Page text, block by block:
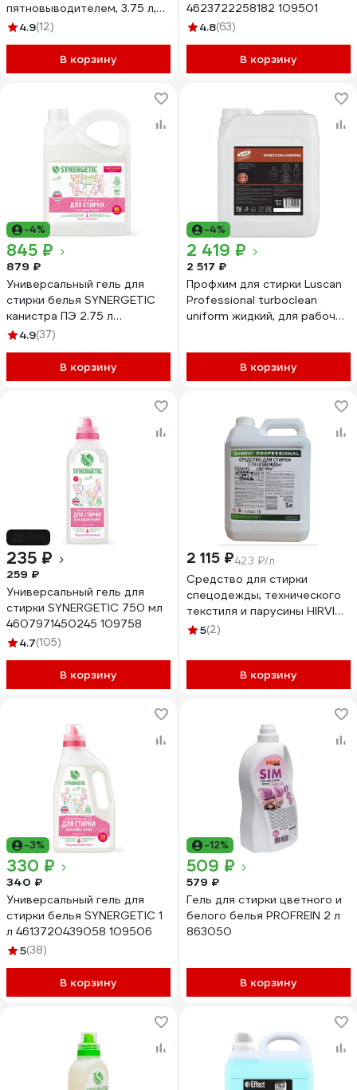
пятновыводителем, 3.75 л,
125 стирок 109803
4.9(12)
В корзину
4623722258182 109501
4.8(63)
В корзину
-4%
845 ₽
879 ₽
Универсальный гель для
стирки белья SYNERGETIC
канистра ПЭ 2.75 л
4623722441836 109275
4.9(37)
В корзину
-4%
2 419 ₽
2 517 ₽
Профхим для стирки Luscan
Professional turboclean
uniform жидкий, для рабочей
В корзину
235 ₽
259 ₽
Универсальный гель для
стирки SYNERGETIC 750 мл
4607971450245 109758
4.7(105)
В корзину
2 115 ₽423 ₽/л
Средство для стирки
спецодежды, технического
текстиля и парусины HIRVI
СМС Prof. 5л 066-5
5(2)
В корзину
-3%
330 ₽
340 ₽
Универсальный гель для
стирки белья SYNERGETIC 1
л 4613720439058 109506
5(38)
В корзину
-12%
509 ₽
579 ₽
Гель для стирки цветного и
белого белья PROFREIN 2 л
863050
В корзину